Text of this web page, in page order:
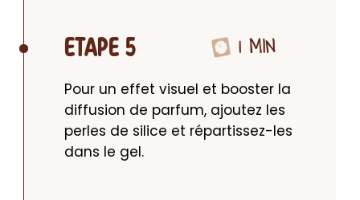
ETAPE 5 1 MIN
Pour un effet visuel et booster la
diffusion de parfum, ajoutez les
perles de silice et répartissez-les
dans le gel.